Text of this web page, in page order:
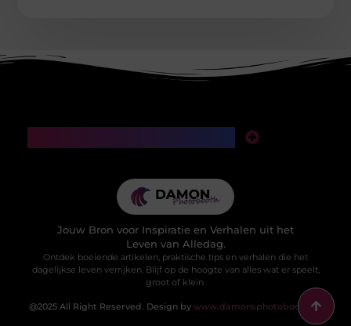
Jouw Bron voor Inspiratie en Verhalen uit het
Leven van Alledag.
Ontdek boeiende artikelen, praktische tips en verhalen die het
dagelijkse leven verrijken. Blijf op de hoogte van alles wat er speelt,
groot of klein.
@2025 All Right Reserved. Design by www.damonsphotobooth.nl.